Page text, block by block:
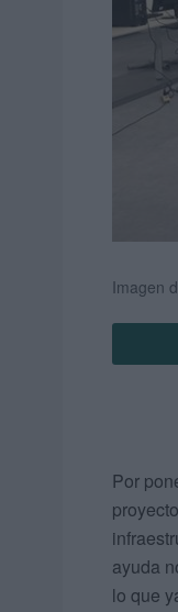
Imagen
Por
ayuda
lo que